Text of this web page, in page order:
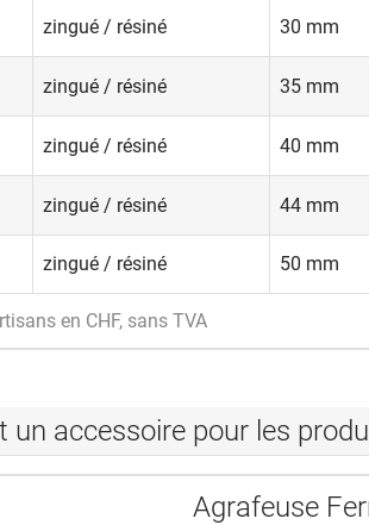
zingué / résiné 30 mm
zingué / résiné 35 mm
zingué / résiné 40 mm
zingué / résiné 44 mm
zingué / résiné 50 mm
en CHF, sans TVA
un accessoire pour les
Agrafeuse